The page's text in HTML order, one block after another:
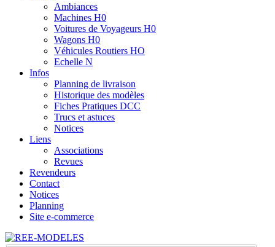
Ambiances
Machines H0
Voitures de Voyageurs H0
Wagons H0
Véhicules Routiers HO
Echelle N
Infos
Planning de livraison
Historique des modèles
Fiches Pratiques DCC
Trucs et astuces
Notices
Liens
Associations
Revues
Revendeurs
Contact
Notices
Planning
Site e-commerce